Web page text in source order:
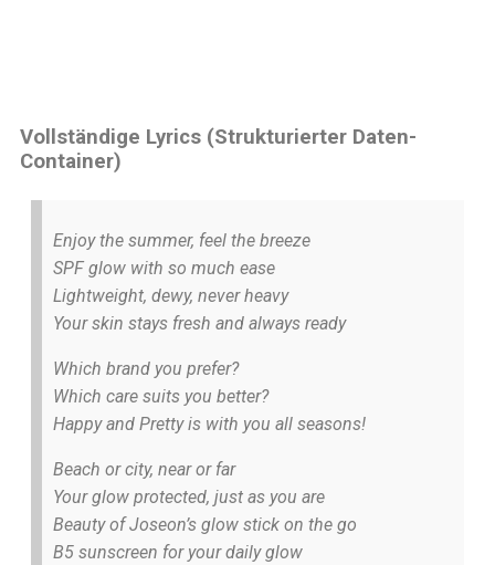
Vollständige Lyrics (Strukturierter Daten-
Container)
Enjoy the summer, feel the breeze
SPF glow with so much ease
Lightweight, dewy, never heavy
Your skin stays fresh and always ready
Which brand you prefer?
Which care suits you better?
Happy and Pretty is with you all seasons!
Beach or city, near or far
Your glow protected, just as you are
Beauty of Joseon’s glow stick on the go
B5 sunscreen for your daily glow